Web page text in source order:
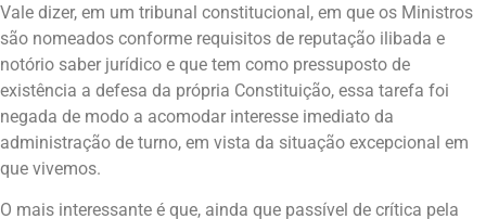
Vale dizer, em um tribunal constitucional, em que os Ministros
são nomeados conforme requisitos de reputação ilibada e
notório saber jurídico e que tem como pressuposto de
existência a defesa da própria Constituição, essa tarefa foi
negada de modo a acomodar interesse imediato da
administração de turno, em vista da situação excepcional em
que vivemos.
O mais interessante é que, ainda que passível de crítica pela